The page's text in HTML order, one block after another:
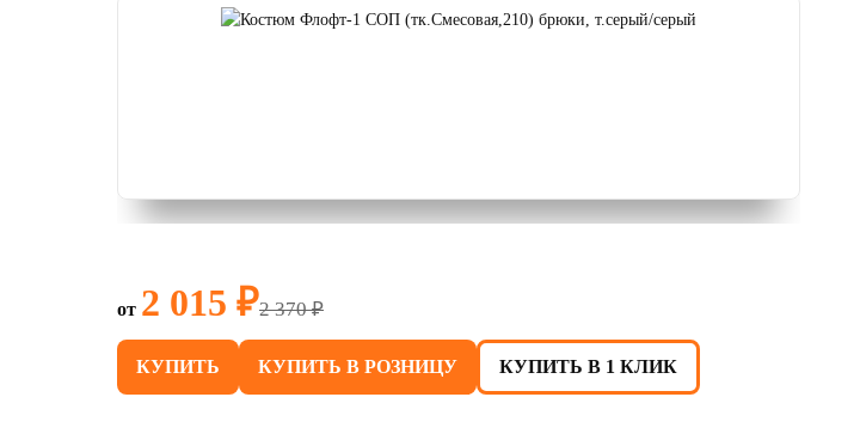
от 2 015 ₽2 370 ₽
КУПИТЬ КУПИТЬ В РОЗНИЦУ КУПИТЬ В 1 КЛИК